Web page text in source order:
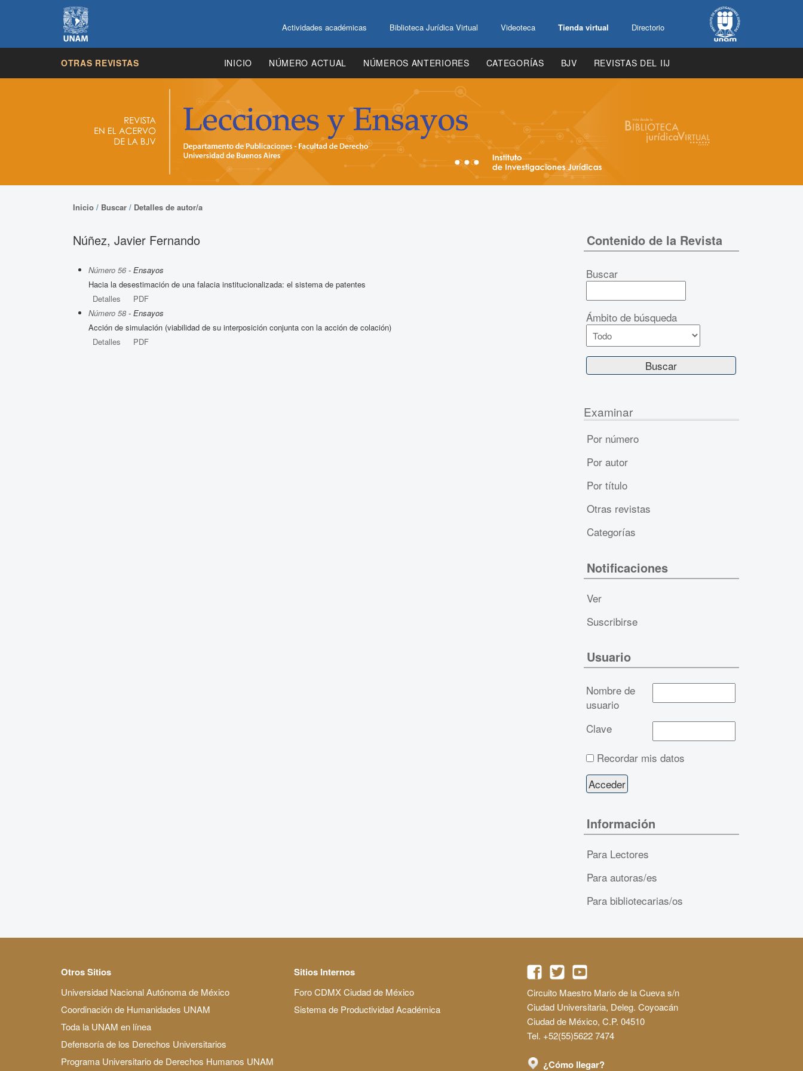
Actividades académicas Biblioteca Jurídica Virtual Videoteca Tienda virtual Directorio
OTRAS REVISTAS INICIO NÚMERO ACTUAL NÚMEROS ANTERIORES CATEGORÍAS BJV REVISTAS DEL IIJ
Inicio / Buscar / Detalles de autor/a
Núñez, Javier Fernando
Número 56- Ensayos
Hacia la desestimación de una falacia institucionalizada: el sistema de patentes
Detalles
PDF
Número 58 - Ensayos
Acción de simulación (viabilidad de su interposición conjunta con la acción de colación)
Detalles
PDF
Contenido de la Revista
Buscar
Ámbito de búsqueda
Examinar
Por número
Por autor
Por título
Otras revistas
Categorías
Notificaciones
Ver
Suscribirse
Usuario
Nombre de
usuario
Clave
Recordar mis datos
Información
Para Lectores
Para autoras/es
Para bibliotecarias/os
Otros Sitios
Universidad Nacional Autónoma de México
Coordinación de Humanidades UNAM
Toda la UNAM en línea
Defensoría de los Derechos Universitarios
Programa Universitario de Derechos Humanos UNAM
Sitios Internos
Foro CDMX Ciudad de México
Sistema de Productividad Académica
Circuito Maestro Mario de la Cueva s/n
Ciudad Universitaria, Deleg. Coyoacán
Ciudad de México, C.P. 04510
Tel. +52(55)5622 7474
¿Cómo llegar?